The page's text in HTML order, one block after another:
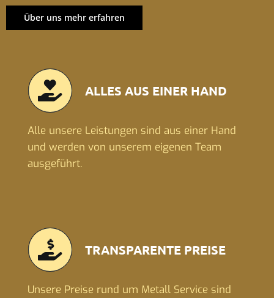
Über uns mehr erfahren
ALLES AUS EINER HAND
Alle unsere Leistungen sind aus einer Hand
und werden von unserem eigenen Team
ausgeführt.
TRANSPARENTE PREISE
Unsere Preise rund um Metall Service sind